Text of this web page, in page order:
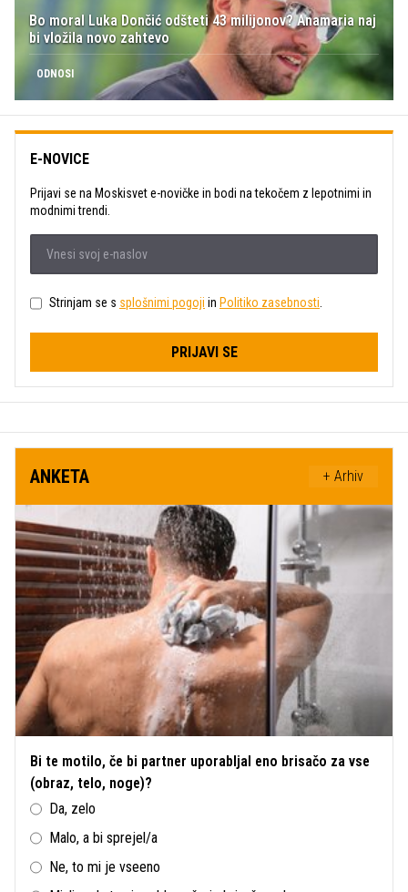
Bo moral Luka Dončić odšteti 43 milijonov? Anamaria naj
bi vložila novo zahtevo
ODNOSI
E-NOVICE
Prijavi se na Moskisvet e-novičke in bodi na tekočem z lepotnimi in
modnimi trendi.
Strinjam se s splošnimi pogoji in Politiko zasebnosti.
PRIJAVI SE
ANKETA + Arhiv
Bi te motilo, če bi partner uporabljal eno brisačo za vse
(obraz, telo, noge)?
Da, zelo
Malo, a bi sprejel/a
Ne, to mi je vseeno